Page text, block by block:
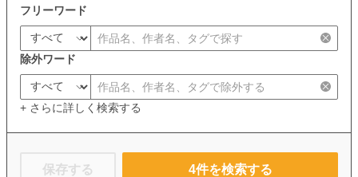
フリーワード
除外ワード
+ さらに詳しく検索する
保存する 4件を検索する